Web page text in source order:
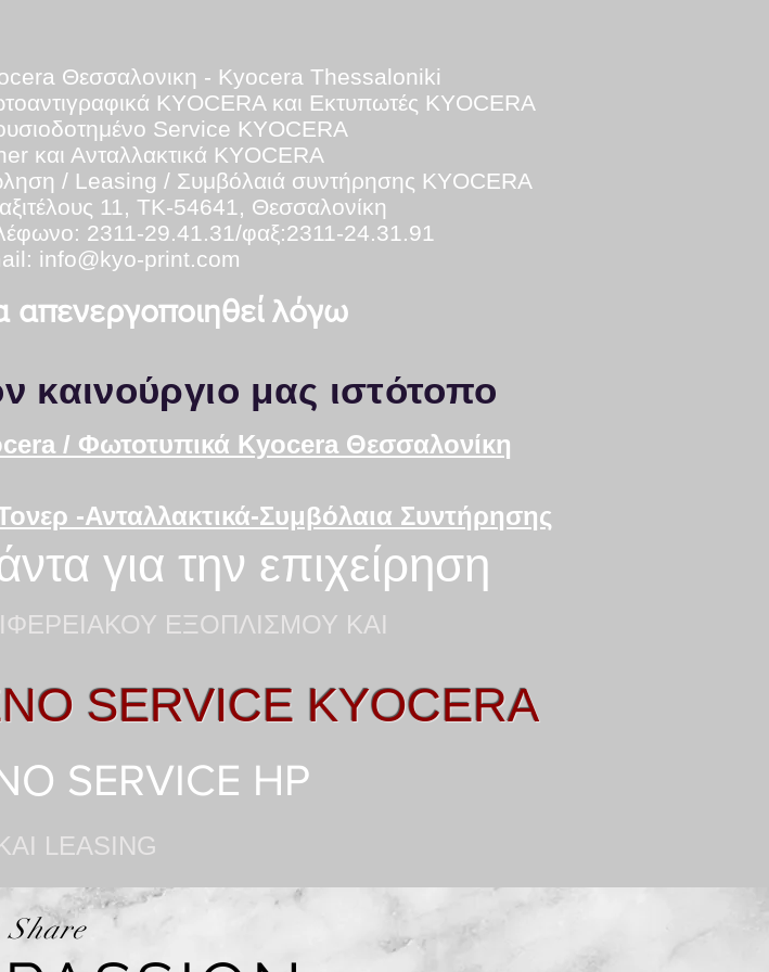
Θεσσαλονικη - Kyocera Thessaloniki
KYOCERA και Εκτυπωτές KYOCERA
Service KYOCERA
και Ανταλλακτικά KYOCERA
/ Leasing / Συμβόλαιά συντήρησης KYOCERA
11, ΤΚ-54641, Θεσσαλονίκη
2311-29.41.31/φαξ:2311-24.31.91
info@kyo-print.com
απενεργοποιηθεί λόγω
καινούργιο μας ιστότοπο
/ Φωτοτυπικά Kyocera Θεσσαλονίκη
-Ανταλλακτικά-Συμβόλαια Συντήρησης
για την επιχείρηση
ΕΞΟΠΛΙΣΜΟΥ ΚΑΙ
SERVICE KYOCERA
SERVICE HP
LEASING
Share